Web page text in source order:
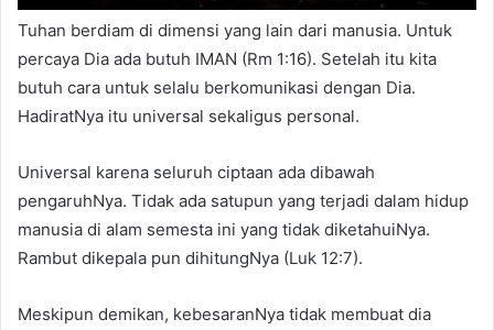
Tuhan berdiam di dimensi yang lain dari manusia. Untuk
percaya Dia ada butuh IMAN (Rm 1:16). Setelah itu kita
butuh cara untuk selalu berkomunikasi dengan Dia.
HadiratNya itu universal sekaligus personal.
Universal karena seluruh ciptaan ada dibawah
pengaruhNya. Tidak ada satupun yang terjadi dalam hidup
manusia di alam semesta ini yang tidak diketahuiNya.
Rambut dikepala pun dihitungNya (Luk 12:7).
Meskipun demikan, kebesaranNya tidak membuat dia